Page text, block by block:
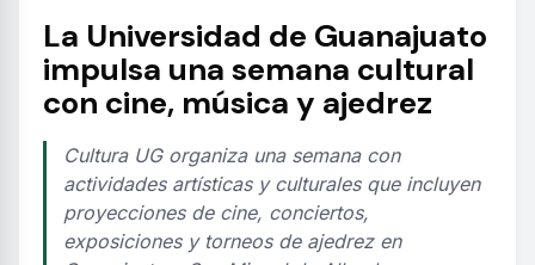
La Universidad de Guanajuato
impulsa una semana cultural
con cine, música y ajedrez
Cultura UG organiza una semana con
actividades artísticas y culturales que incluyen
proyecciones de cine, conciertos,
exposiciones y torneos de ajedrez en